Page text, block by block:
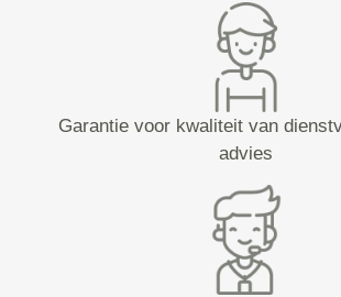
Garantie voor kwaliteit van
advies